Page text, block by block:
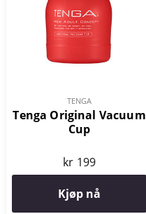
TENGA
Tenga Original Vacuum
Cup
kr 199
Kjøp nå